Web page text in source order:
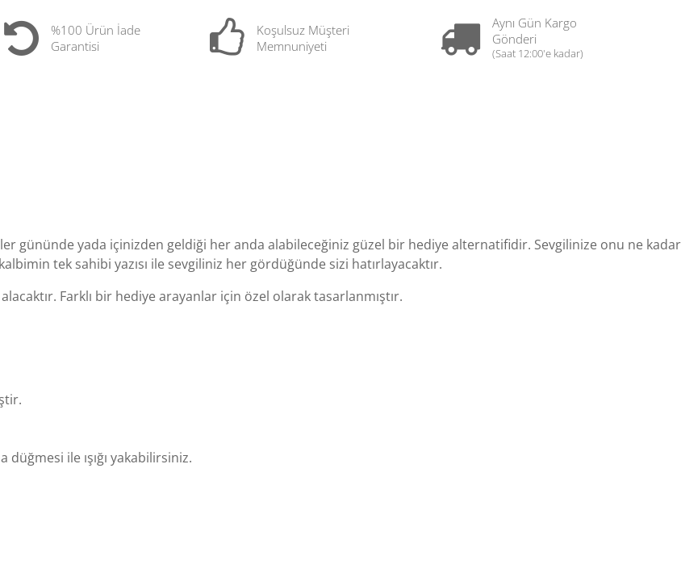
%100 Ürün İade
Garantisi
Koşulsuz Müşteri
Memnuniyeti
Aynı Gün Kargo
Gönderi
(Saat 12:00'e kadar)
gününde yada içinizden geldiği her anda alabileceğiniz güzel bir hediye alternatifidir. Sevgilinize onu ne kadar
tek sahibi yazısı ile sevgiliniz her gördüğünde sizi hatırlayacaktır.
Farklı bir hediye arayanlar için özel olarak tasarlanmıştır.
düğmesi ile ışığı yakabilirsiniz.